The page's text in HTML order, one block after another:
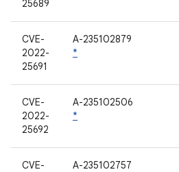
25689
CVE-
2022-
25691
A-235102879
*
CVE-
2022-
25692
A-235102506
*
CVE-
A-235102757